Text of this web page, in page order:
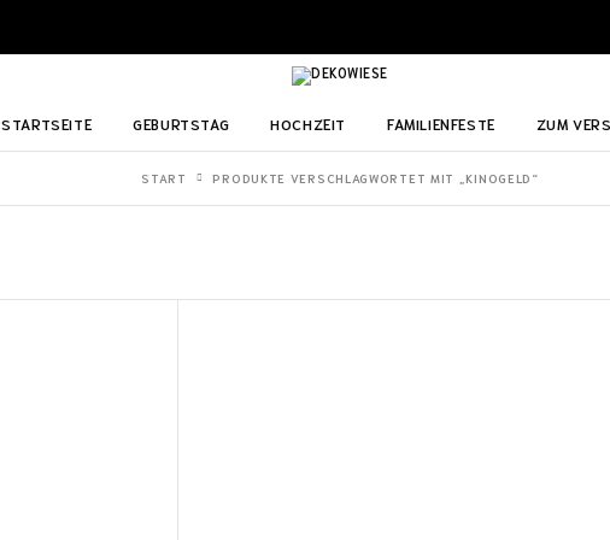
STARTSEITE GEBURTSTAG HOCHZEIT FAMILIENFESTE ZUM
START PRODUKTE VERSCHLAGWORTET MIT „KINOGELD“